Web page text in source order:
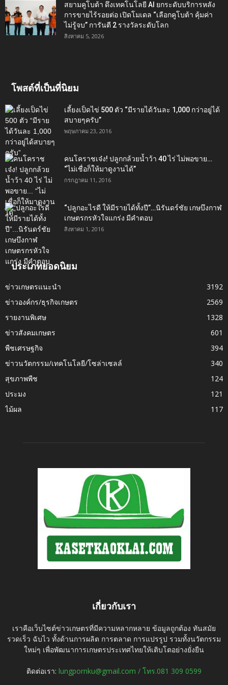
สยามคูโบต้า ดึงเทคโนโลยี AI ยกระดับบริการหลัง
การขายไร้รอยต่อ เปิดโมเดล “เลือกคูโบต้า คุ้มค่า
ไม่รู้จบ” การันตี 2 รางวัลระดับโลก
สิงหาคม 5, 2026
โพสต์ที่เป็นที่นิยม
เลี้ยงเป็ดไข่ 500 ตัว “มีรายได้วันละ 1,000 กว่าอยู่ได้
สบายๆครับ”
พฤษภาคม 23, 2016
คนโคราชเจ๋ง! ปลูกกล้วยน้ำว้า 40 ไร่ ไม่พอขาย…
“ไม่เชื่อก็ให้มาดูงานได้”‬
กรกฎาคม 11, 2016
“ปลูกอะไรดี ให้มีรายได้ทั้งปี”…นิรันดร์ชัย เกษบึงกาฬ
เกษตรกรหัวใจแกร่ง มีคำตอบ
สิงหาคม 1, 2016
ประเภทยอดนิยม
ข่าวเกษตรแนะนำ
3192
ข่าวองค์กร/ธุรกิจเกษตร
2569
รายงานพิเศษ
1328
ข่าวสังคมเกษตร
601
พืชเศรษฐกิจ
394
ข่าวนวัตกรรม/เทคโนโลยี/โซล่าเซลล์
340
สุขภาพพืช
124
ประมง
121
ไม้ผล
117
เกี่ยวกับเรา
เราคือเว็บไซต์ข่าวเกษตรที่มีความหลากหลาย ข้อมูลถูกต้อง ทันสมัย
รวดเร็ว ฉับไว ทั้งด้านการผลิต การตลาด การแปรรูป รวมทั้งนวัตกรรม
ใหม่ๆ เพื่อพัฒนาการเกษตรประเทศไทยให้เติบโตอย่างยั่งยืน
ติดต่อเรา: lungpornku@gmail.com / โทร.081 309 0599